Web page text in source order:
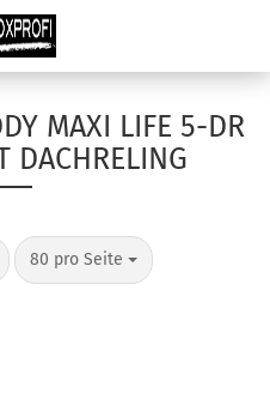
MAXI LIFE 5-DR
DACHRELING
80 pro Seite